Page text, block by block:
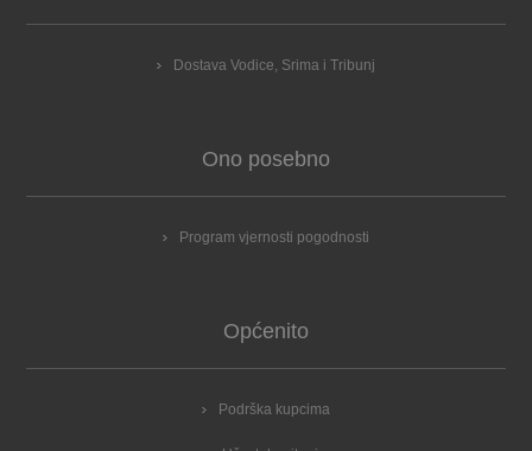
Dostava Vodice, Srima i Tribunj
Ono posebno
Program vjernosti pogodnosti
Općenito
Podrška kupcima